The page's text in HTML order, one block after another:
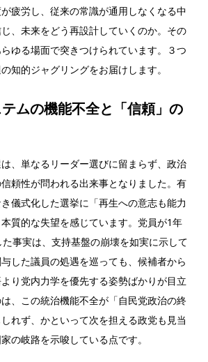
疲労し、従来の常識が通用しなくなる中
、未来をどう再設計していくのか。その
ゆる場面で突きつけられています。３つ
知的ジャグリングをお届けします。
ムの機能不全と「信頼」の
、単なるリーダー選びに留まらず、政治
頼性が問われる出来事となりました。有
儀式化した選挙に「再生への意志も能力
質的な失望を感じています。党員が1年
事実は、支持基盤の崩壊を如実に示して
した議員の処遇を巡っても、候補者から
り党内力学を優先する姿勢ばかりが目立
、この統治機能不全が「自民党政治の終
れず、かといって次を担える政党も見当
の岐路を示唆している点です。